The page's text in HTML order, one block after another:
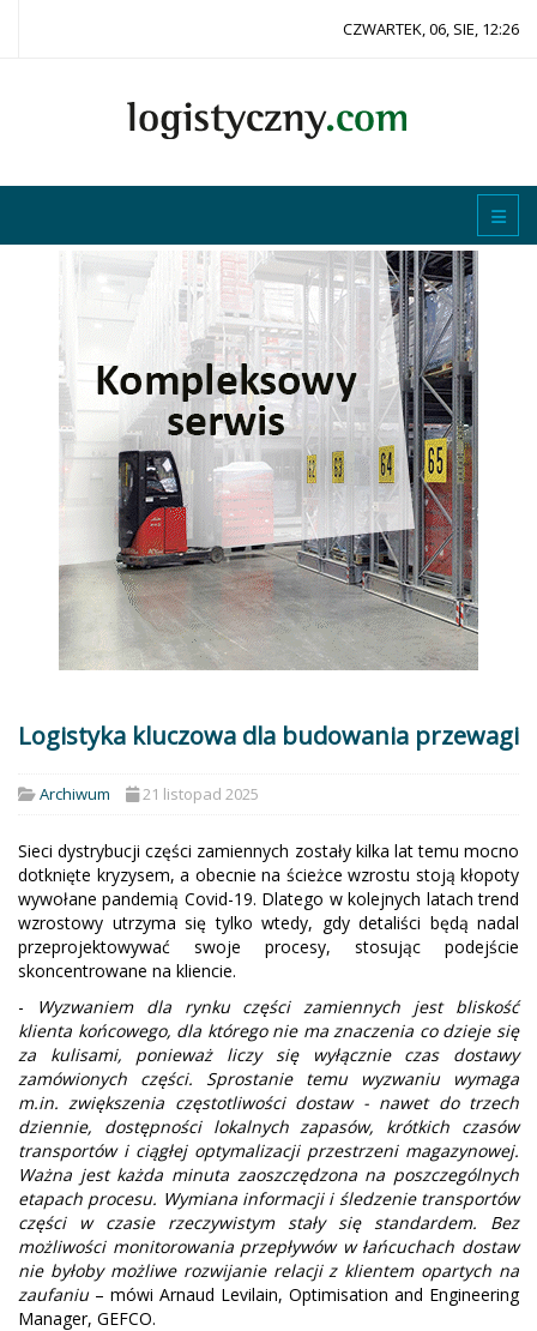
CZWARTEK, 06, SIE, 12:26
Logistyka kluczowa dla budowania przewagi
Archiwum 21 listopad 2025
Sieci dystrybucji części zamiennych zostały kilka lat temu mocno
dotknięte kryzysem, a obecnie na ścieżce wzrostu stoją kłopoty
wywołane pandemią Covid-19. Dlatego w kolejnych latach trend
wzrostowy utrzyma się tylko wtedy, gdy detaliści będą nadal
przeprojektowywać swoje procesy, stosując podejście
skoncentrowane na kliencie.
- Wyzwaniem dla rynku części zamiennych jest bliskość
klienta końcowego, dla którego nie ma znaczenia co dzieje się
za kulisami, ponieważ liczy się wyłącznie czas dostawy
zamówionych części. Sprostanie temu wyzwaniu wymaga
m.in. zwiększenia częstotliwości dostaw - nawet do trzech
dziennie, dostępności lokalnych zapasów, krótkich czasów
transportów i ciągłej optymalizacji przestrzeni magazynowej.
Ważna jest każda minuta zaoszczędzona na poszczególnych
etapach procesu. Wymiana informacji i śledzenie transportów
części w czasie rzeczywistym stały się standardem. Bez
możliwości monitorowania przepływów w łańcuchach dostaw
nie byłoby możliwe rozwijanie relacji z klientem opartych na
zaufaniu– mówi Arnaud Levilain, Optimisation and Engineering
Manager, GEFCO.